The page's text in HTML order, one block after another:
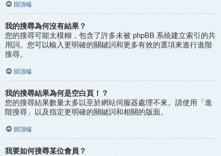
回頂端
我的搜尋為何沒有結果？
您的搜尋可能太模糊，包含了許多未被 phpBB 系統建立索引的共
用詞。您可以輸入更明確的關鍵詞和更多有效的選項來進行進階
搜尋。
回頂端
我的搜尋結果為何是空白頁！？
您的搜尋結果數量太多以至於網站伺服器處理不來。請使用「進
階搜尋」以及指定更明確的關鍵詞和相關的版面。
回頂端
我要如何搜尋某位會員？